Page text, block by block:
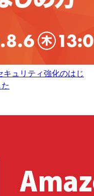
キュリティ強化のはじ